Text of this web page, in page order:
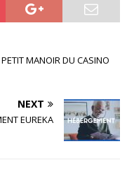
MANOIR DU CASINO
NEXT
EUREKA